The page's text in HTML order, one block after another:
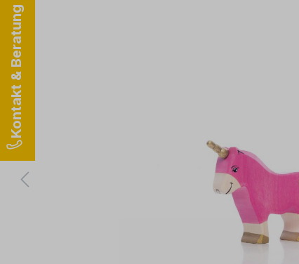
Kontakt & Beratung
Bildergalerie überspringen